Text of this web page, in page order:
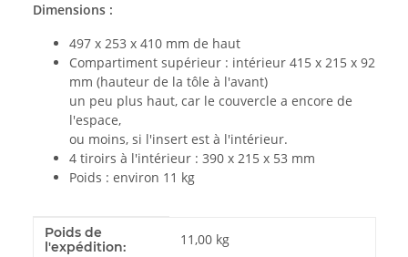
Dimensions :
497 x 253 x 410 mm de haut
Compartiment supérieur : intérieur 415 x 215 x 92
mm (hauteur de la tôle à l'avant)
un peu plus haut, car le couvercle a encore de
l'espace,
ou moins, si l'insert est à l'intérieur.
4 tiroirs à l'intérieur : 390 x 215 x 53 mm
Poids : environ 11 kg
#productDetails.itemInformation#
#productDetails.itemValue#
Poids de
l'expédition:
11,00 kg